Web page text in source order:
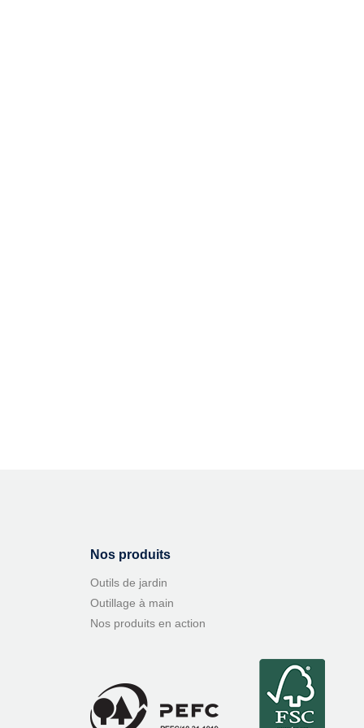
Nos produits
Outils de jardin
Outillage à main
Nos produits en action